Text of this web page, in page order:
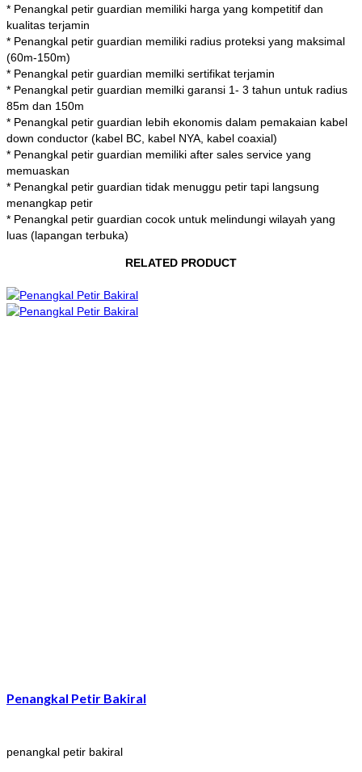
* Penangkal petir guardian memiliki harga yang kompetitif dan
kualitas terjamin
* Penangkal petir guardian memiliki radius proteksi yang maksimal
(60m-150m)
* Penangkal petir guardian memilki sertifikat terjamin
* Penangkal petir guardian memilki garansi 1- 3 tahun untuk radius
85m dan 150m
* Penangkal petir guardian lebih ekonomis dalam pemakaian kabel
down conductor (kabel BC, kabel NYA, kabel coaxial)
* Penangkal petir guardian memiliki after sales service yang
memuaskan
* Penangkal petir guardian tidak menuggu petir tapi langsung
menangkap petir
* Penangkal petir guardian cocok untuk melindungi wilayah yang
luas (lapangan terbuka)
RELATED PRODUCT
Penangkal Petir Bakiral
penangkal petir bakiral